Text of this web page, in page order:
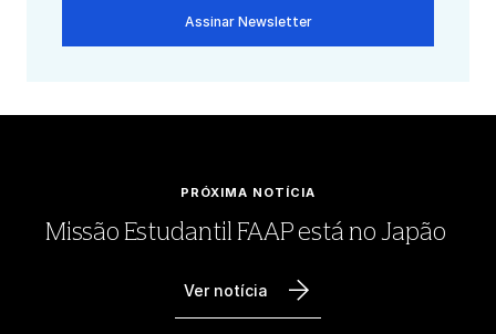
Assinar Newsletter
PRÓXIMA NOTÍCIA
Missão Estudantil FAAP está no Japão
Ver notícia